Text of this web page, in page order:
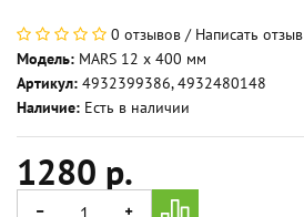
0 отзывов / Написать отзыв
Модель: MARS 12 x 400 мм
Артикул: 4932399386, 4932480148
Наличие: Есть в наличии
1280 р.